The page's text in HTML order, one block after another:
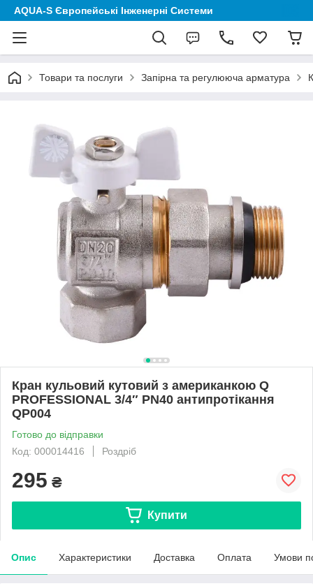
AQUA-S Європейські Інженерні Системи
Товари та послуги Запірна та регулююча арматура
Кран кульовий кутовий з американкою Q
PROFESSIONAL 3/4″ PN40 антипротікання
QP004
Готово до відправки
Код: 000014416
Роздріб
295 ₴
Купити
Опис Характеристики Доставка Оплата Умови